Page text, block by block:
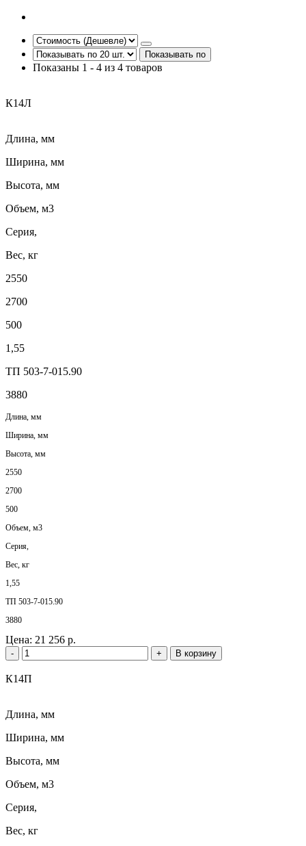
Показывать по
Показаны 1 - 4 из 4 товаров
К14Л
Длина, мм
Ширина, мм
Высота, мм
Объем, м3
Серия,
Вес, кг
2550
2700
500
1,55
ТП 503-7-015.90
3880
Длина, мм
Ширина, мм
Высота, мм
2550
2700
500
Объем, м3
Серия,
Вес, кг
1,55
ТП 503-7-015.90
3880
Цена: 21 256 р.
- + В корзину
К14П
Длина, мм
Ширина, мм
Высота, мм
Объем, м3
Серия,
Вес, кг